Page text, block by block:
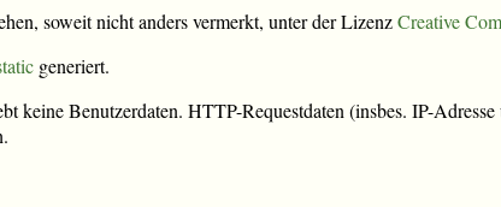
soweit nicht anders vermerkt, unter der LizenzCreative
generiert.
keine Benutzerdaten. HTTP-Requestdaten (insbes. IP-